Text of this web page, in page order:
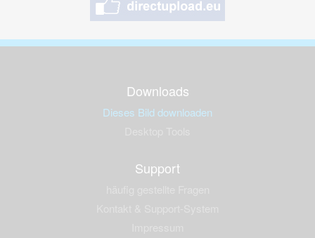
Downloads
Dieses Bild downloaden
Support